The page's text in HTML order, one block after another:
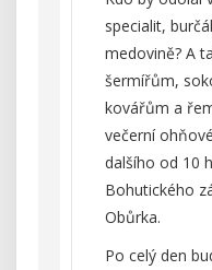
specialit,
medovině? A
šermířům,
kovářům a
večerní
dalšího od 10
Bohutického
Obůrka.
Po celý den